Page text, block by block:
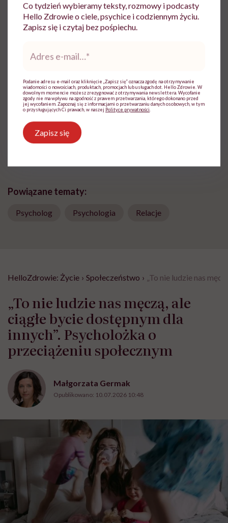
Aleksandra Tchórzewska
polskiego, z zamiłowania dziennikarka.
Wierzy, że słowa mają moc
Zobacz profil
Powiązane tematy:
Psycholog Psychologia Relacje
HelloZdrowie: Życie › Społeczeństwo › „To nie ludzie nas
„To nie ludzie nas męczą, ale
ciągłe bycie dostępnym dla
innych”. Psycholożka o
przeciążeniu społecznym
Małgorzata Germak
Opublikowano: 10.07.2026 10:48
Co tydzień wybieramy teksty, rozmowy i podcasty
Hello Zdrowie o ciele, psychice i codziennym życiu.
Zapisz się i czytaj bez pośpiechu.
*
Podanie adresu e-mail oraz kliknięcie „Zapisz się” oznacza zgodę na otrzymywanie
wiadomości o nowościach, produktach, promocjach lub usługach dot. Hello Zdrowie. W
dowolnym momencie możesz zrezygnować z otrzymywania newslettera. Wycofanie
zgody nie ma wpływu na zgodność z prawem przetwarzania, którego dokonano przed
jej wycofaniem. Zapoznaj się z informacjami o przetwarzaniu danych osobowych, w tym
o przysługujących Ci prawach, w naszej Polityce prywatności
Zapisz się